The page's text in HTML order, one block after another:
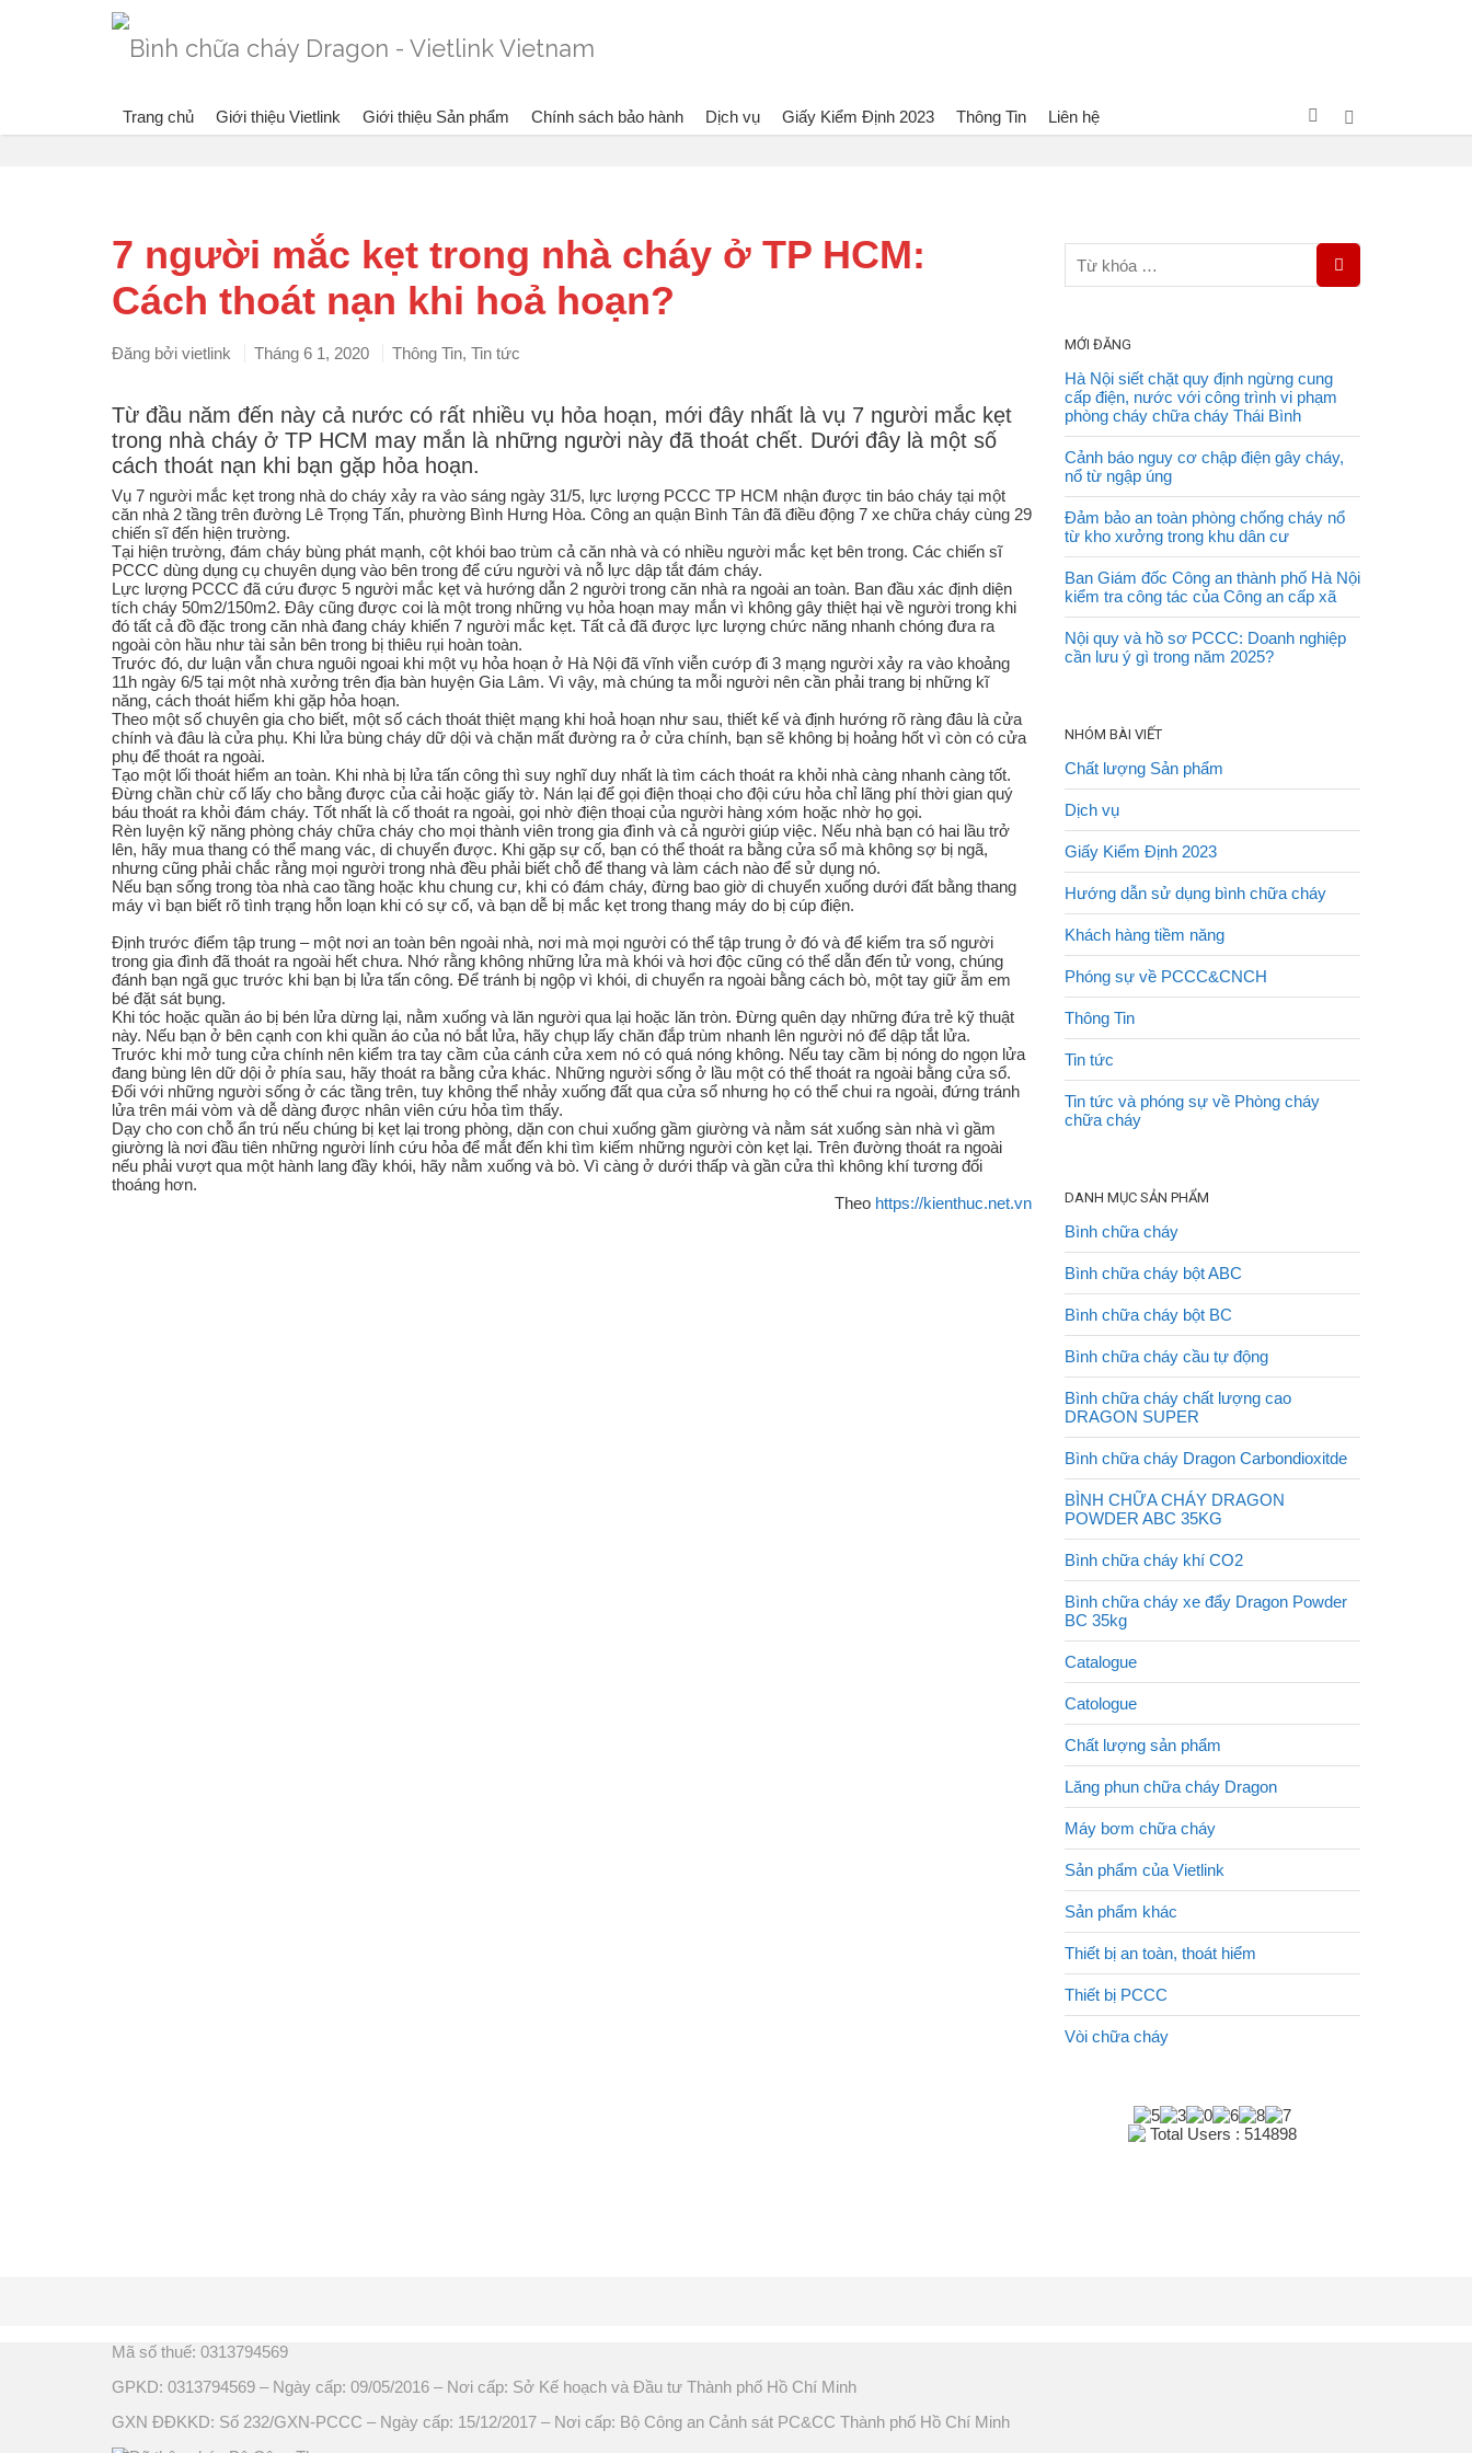
Trang chủ Giới thiệu Vietlink Giới thiệu Sản phẩm Chính sách bảo hành Dịch vụ Giấy Kiểm Định 2023 Thông Tin Liên hệ
Blog Đang xem: Bình chữa cháy Dragon - Vietlink Vietnam Thông Tin Tin tức 7 người mắc kẹt trong nhà cháy ở TP HCM: Cách thoát nạn khi hoả hoạn?
7 người mắc kẹt trong nhà cháy ở TP HCM:
Cách thoát nạn khi hoả hoạn?
Đăng bởi vietlink Tháng 6 1, 2020 Thông Tin, Tin tức
Từ đầu năm đến này cả nước có rất nhiều vụ hỏa hoạn, mới đây nhất là vụ 7 người mắc kẹt
trong nhà cháy ở TP HCM may mắn là những người này đã thoát chết. Dưới đây là một số
cách thoát nạn khi bạn gặp hỏa hoạn.
Vụ 7 người mắc kẹt trong nhà do cháy xảy ra vào sáng ngày 31/5, lực lượng PCCC TP HCM nhận được tin báo cháy tại một
căn nhà 2 tầng trên đường Lê Trọng Tấn, phường Bình Hưng Hòa. Công an quận Bình Tân đã điều động 7 xe chữa cháy cùng 29
chiến sĩ đến hiện trường.
Tại hiện trường, đám cháy bùng phát mạnh, cột khói bao trùm cả căn nhà và có nhiều người mắc kẹt bên trong. Các chiến sĩ
PCCC dùng dụng cụ chuyên dụng vào bên trong để cứu người và nỗ lực dập tắt đám cháy.
Lực lượng PCCC đã cứu được 5 người mắc kẹt và hướng dẫn 2 người trong căn nhà ra ngoài an toàn. Ban đầu xác định diện
tích cháy 50m2/150m2. Đây cũng được coi là một trong những vụ hỏa hoạn may mắn vì không gây thiệt hại về người trong khi
đó tất cả đồ đặc trong căn nhà đang cháy khiến 7 người mắc kẹt. Tất cả đã được lực lượng chức năng nhanh chóng đưa ra
ngoài còn hầu như tài sản bên trong bị thiêu rụi hoàn toàn.
Trước đó, dư luận vẫn chưa nguôi ngoai khi một vụ hỏa hoạn ở Hà Nội đã vĩnh viễn cướp đi 3 mạng người xảy ra vào khoảng
11h ngày 6/5 tại một nhà xưởng trên địa bàn huyện Gia Lâm. Vì vậy, mà chúng ta mỗi người nên cần phải trang bị những kĩ
năng, cách thoát hiểm khi gặp hỏa hoạn.
Theo một số chuyên gia cho biết, một số cách thoát thiệt mạng khi hoả hoạn như sau, thiết kế và định hướng rõ ràng đâu là cửa
chính và đâu là cửa phụ. Khi lửa bùng cháy dữ dội và chặn mất đường ra ở cửa chính, bạn sẽ không bị hoảng hốt vì còn có cửa
phụ để thoát ra ngoài.
Tạo một lối thoát hiểm an toàn. Khi nhà bị lửa tấn công thì suy nghĩ duy nhất là tìm cách thoát ra khỏi nhà càng nhanh càng tốt.
Đừng chần chừ cố lấy cho bằng được của cải hoặc giấy tờ. Nán lại để gọi điện thoại cho đội cứu hỏa chỉ lãng phí thời gian quý
báu thoát ra khỏi đám cháy. Tốt nhất là cố thoát ra ngoài, gọi nhờ điện thoại của người hàng xóm hoặc nhờ họ gọi.
Rèn luyện kỹ năng phòng cháy chữa cháy cho mọi thành viên trong gia đình và cả người giúp việc. Nếu nhà bạn có hai lầu trở
lên, hãy mua thang có thể mang vác, di chuyển được. Khi gặp sự cố, bạn có thể thoát ra bằng cửa sổ mà không sợ bị ngã,
nhưng cũng phải chắc rằng mọi người trong nhà đều phải biết chỗ để thang và làm cách nào để sử dụng nó.
Nếu bạn sống trong tòa nhà cao tầng hoặc khu chung cư, khi có đám cháy, đừng bao giờ di chuyển xuống dưới đất bằng thang
máy vì bạn biết rõ tình trạng hỗn loạn khi có sự cố, và bạn dễ bị mắc kẹt trong thang máy do bị cúp điện.
Định trước điểm tập trung – một nơi an toàn bên ngoài nhà, nơi mà mọi người có thể tập trung ở đó và để kiểm tra số người
trong gia đình đã thoát ra ngoài hết chưa. Nhớ rằng không những lửa mà khói và hơi độc cũng có thể dẫn đến tử vong, chúng
đánh bạn ngã gục trước khi bạn bị lửa tấn công. Để tránh bị ngộp vì khói, di chuyển ra ngoài bằng cách bò, một tay giữ ẵm em
bé đặt sát bụng.
Khi tóc hoặc quần áo bị bén lửa dừng lại, nằm xuống và lăn người qua lại hoặc lăn tròn. Đừng quên dạy những đứa trẻ kỹ thuật
này. Nếu bạn ở bên cạnh con khi quần áo của nó bắt lửa, hãy chụp lấy chăn đắp trùm nhanh lên người nó để dập tắt lửa.
Trước khi mở tung cửa chính nên kiểm tra tay cầm của cánh cửa xem nó có quá nóng không. Nếu tay cầm bị nóng do ngọn lửa
đang bùng lên dữ dội ở phía sau, hãy thoát ra bằng cửa khác. Những người sống ở lầu một có thể thoát ra ngoài bằng cửa sổ.
Đối với những người sống ở các tầng trên, tuy không thể nhảy xuống đất qua cửa sổ nhưng họ có thể chui ra ngoài, đứng tránh
lửa trên mái vòm và dễ dàng được nhân viên cứu hỏa tìm thấy.
Dạy cho con chỗ ẩn trú nếu chúng bị kẹt lại trong phòng, dặn con chui xuống gầm giường và nằm sát xuống sàn nhà vì gầm
giường là nơi đầu tiên những người lính cứu hỏa để mắt đến khi tìm kiếm những người còn kẹt lại. Trên đường thoát ra ngoài
nếu phải vượt qua một hành lang đầy khói, hãy nằm xuống và bò. Vì càng ở dưới thấp và gần cửa thì không khí tương đối
thoáng hơn.
Theo https://kienthuc.net.vn
MỚI ĐĂNG
Hà Nội siết chặt quy định ngừng cung
cấp điện, nước với công trình vi phạm
phòng cháy chữa cháy Thái Bình
Cảnh báo nguy cơ chập điện gây cháy,
nổ từ ngập úng
Đảm bảo an toàn phòng chống cháy nổ
từ kho xưởng trong khu dân cư
Ban Giám đốc Công an thành phố Hà Nội
kiểm tra công tác của Công an cấp xã
Nội quy và hồ sơ PCCC: Doanh nghiệp
cần lưu ý gì trong năm 2025?
NHÓM BÀI VIẾT
Chất lượng Sản phẩm
Dịch vụ
Giấy Kiểm Định 2023
Hướng dẫn sử dụng bình chữa cháy
Khách hàng tiềm năng
Phóng sự về PCCC&CNCH
Thông Tin
Tin tức
Tin tức và phóng sự về Phòng cháy
chữa cháy
DANH MỤC SẢN PHẨM
Bình chữa cháy
Bình chữa cháy bột ABC
Bình chữa cháy bột BC
Bình chữa cháy cầu tự động
Bình chữa cháy chất lượng cao
DRAGON SUPER
Bình chữa cháy Dragon Carbondioxitde
BÌNH CHỮA CHÁY DRAGON
POWDER ABC 35KG
Bình chữa cháy khí CO2
Bình chữa cháy xe đẩy Dragon Powder
BC 35kg
Catalogue
Catologue
Chất lượng sản phẩm
Lăng phun chữa cháy Dragon
Máy bơm chữa cháy
Sản phẩm của Vietlink
Sản phẩm khác
Thiết bị an toàn, thoát hiểm
Thiết bị PCCC
Vòi chữa cháy
Total Users : 514898
Mã số thuế: 0313794569
GPKD: 0313794569 – Ngày cấp: 09/05/2016 – Nơi cấp: Sở Kế hoạch và Đầu tư Thành phố Hồ Chí Minh
GXN ĐĐKKD: Số 232/GXN-PCCC – Ngày cấp: 15/12/2017 – Nơi cấp: Bộ Công an Cảnh sát PC&CC Thành phố Hồ Chí Minh